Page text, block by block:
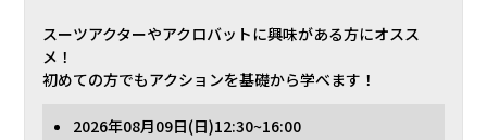
スーツアクターやアクロバットに興味がある方にオスス
メ！
初めての方でもアクションを基礎から学べます！
2026年08月09日(日)12:30~16:00